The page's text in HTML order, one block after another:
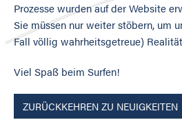
Prozesse wurden auf der Website
Sie müssen nur weiter stöbern, um
Fall völlig wahrheitsgetreue)
Viel Spaß beim Surfen!
ZURÜCKKEHREN ZU NEUIGKEITEN